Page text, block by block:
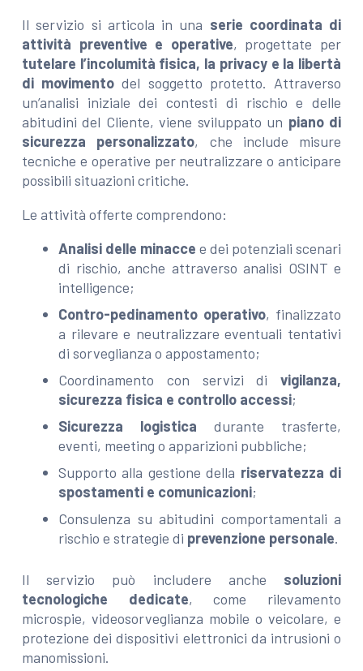
Il servizio si articola in una serie coordinata di
attività preventive e operative, progettate per
tutelare l’incolumità fisica, la privacy e la libertà
di movimento del soggetto protetto. Attraverso
un’analisi iniziale dei contesti di rischio e delle
abitudini del Cliente, viene sviluppato un piano di
sicurezza personalizzato, che include misure
tecniche e operative per neutralizzare o anticipare
possibili situazioni critiche.
Le attività offerte comprendono:
Analisi delle minacce e dei potenziali scenari
di rischio, anche attraverso analisi OSINT e
intelligence;
Contro-pedinamento operativo, finalizzato
a rilevare e neutralizzare eventuali tentativi
di sorveglianza o appostamento;
Coordinamento con servizi di vigilanza,
sicurezza fisica e controllo accessi;
Sicurezza logistica durante trasferte,
eventi, meeting o apparizioni pubbliche;
Supporto alla gestione della riservatezza di
spostamenti e comunicazioni;
Consulenza su abitudini comportamentali a
rischio e strategie di prevenzione personale.
Il servizio può includere anche soluzioni
tecnologiche dedicate, come rilevamento
microspie, videosorveglianza mobile o veicolare, e
protezione dei dispositivi elettronici da intrusioni o
manomissioni.